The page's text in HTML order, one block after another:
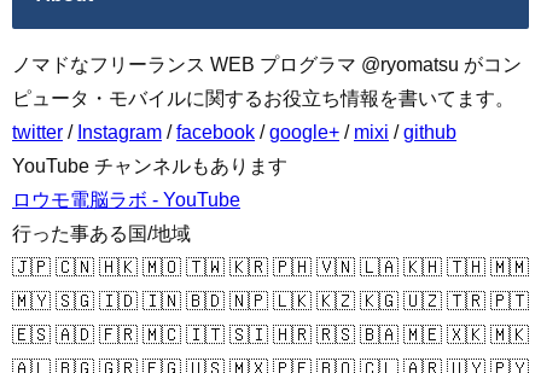
ノマドなフリーランス WEB プログラマ @ryomatsu がコン
ピュータ・モバイルに関するお役立ち情報を書いてます。
twitter / Instagram /facebook /google+ / mixi /github
YouTube チャンネルもあります
ロウモ電脳ラボ - YouTube
行った事ある国/地域
🇯🇵 🇨🇳 🇭🇰 🇲🇴 🇹🇼 🇰🇷 🇵🇭 🇻🇳 🇱🇦 🇰🇭 🇹🇭 🇲🇲
🇲🇾 🇸🇬 🇮🇩 🇮🇳 🇧🇩 🇳🇵 🇱🇰 🇰🇿 🇰🇬 🇺🇿 🇹🇷 🇵🇹
🇪🇸 🇦🇩 🇫🇷 🇲🇨 🇮🇹 🇸🇮 🇭🇷 🇷🇸 🇧🇦 🇲🇪 🇽🇰 🇲🇰